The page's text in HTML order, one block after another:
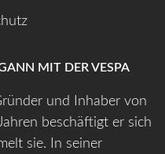
MIT DER VESPA
und Inhaber von
beschäftigt er sich
sie. In seiner